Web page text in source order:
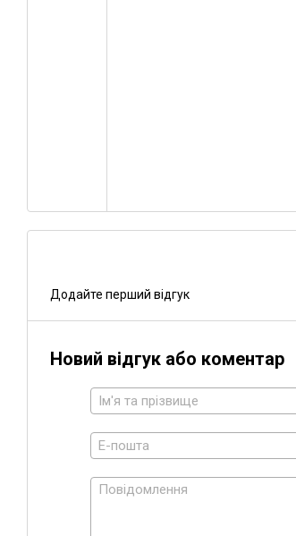
Додайте перший відгук
Новий відгук або коментар